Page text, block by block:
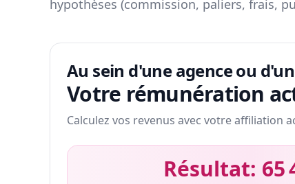
hypothèses (commission, paliers, frais,
Au sein d'une agence ou
Votre rémunération
Calculez vos revenus avec votre affiliation
Résultat: 65